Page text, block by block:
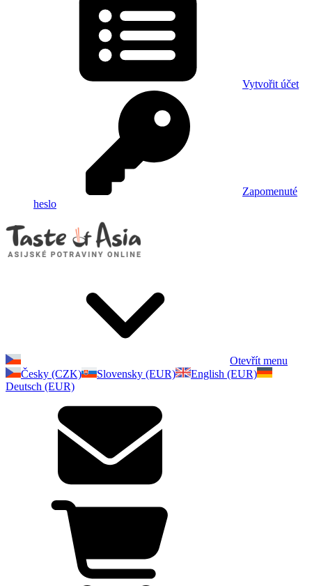
Vytvořit účet
Zapomenuté
heslo
Otevřít menu
Česky (CZK)
Slovensky (EUR)
English (EUR)
Deutsch (EUR)